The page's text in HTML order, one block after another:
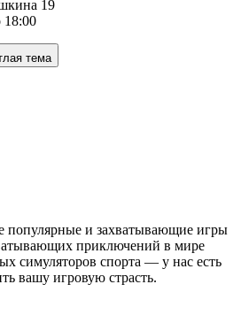
19
тема
популярные и захватывающие игры
приключений в мире
симуляторов спорта — у нас есть
вашу игровую страсть.